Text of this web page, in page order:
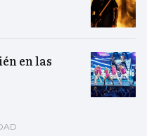
en las